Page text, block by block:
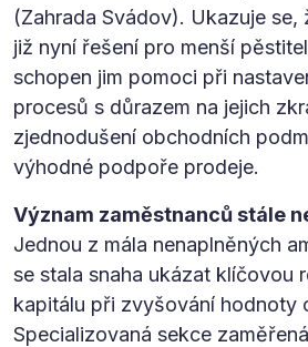
(Zahrada Svádov). Ukazuje se,
již nyní řešení pro menší
schopen jim pomoci při
procesů s důrazem na jejich
zjednodušení obchodních
výhodné podpoře prodeje.
Význam zaměstnanců stále
Jednou z mála nenaplněných
se stala snaha ukázat klíčovou
kapitálu při zvyšování hodnoty
Specializovaná sekce